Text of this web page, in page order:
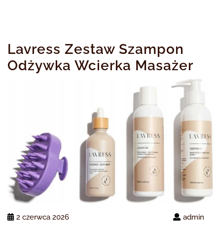
Lavress Zestaw Szampon
Odżywka Wcierka Masażer
2 czerwca 2026 admin